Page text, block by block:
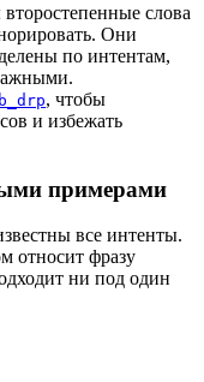
слова
Они
по интентам,
, чтобы
и избежать
примерами
все интенты.
относит фразу
ни под один